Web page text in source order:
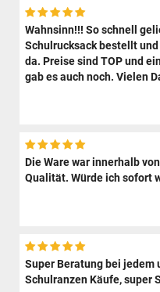
Wahnsinn!!! So schnell
Schulrucksack bestellt
da. Preise sind TOP und
gab es auch noch. Vielen
Die Ware war innerhalb
Qualität. Würde ich sofort
Super Beratung bei
Schulranzen Käufe, super